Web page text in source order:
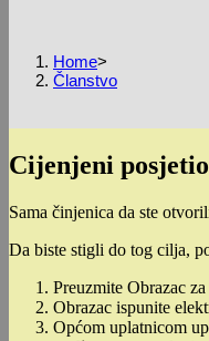
Home>
Članstvo
Cijenjeni
Sama činjenica da ste
Da biste stigli do tog cilja,
Preuzmite Obrazac
Obrazac ispunite
Općom uplatnicom